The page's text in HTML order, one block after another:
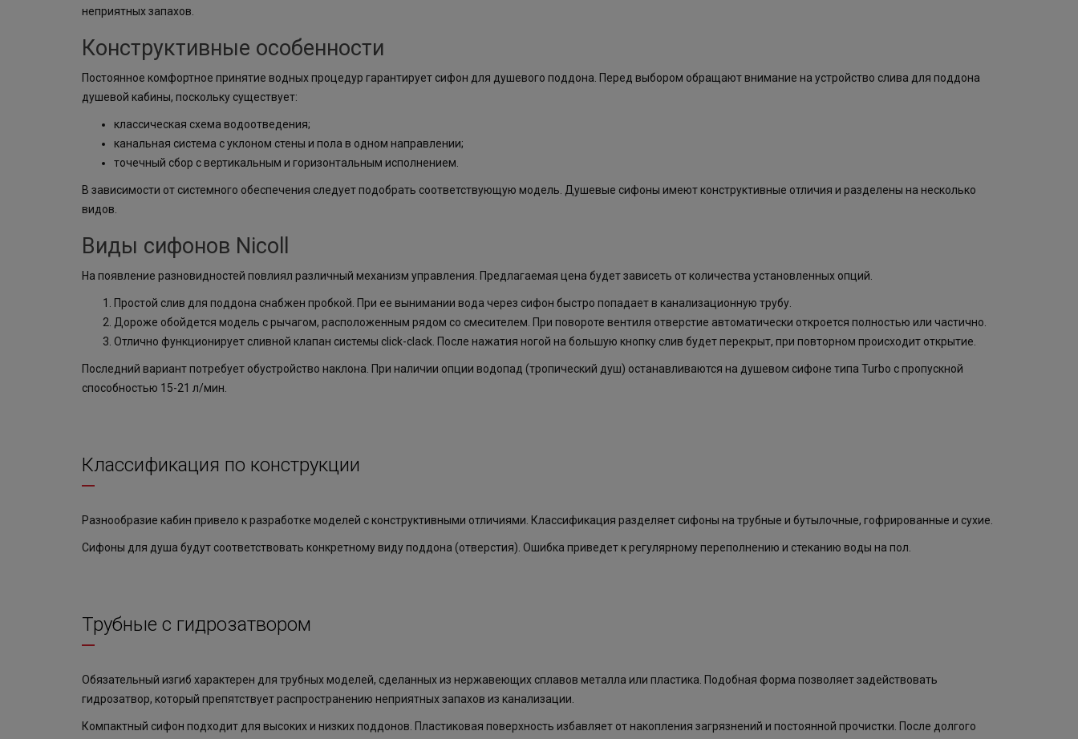
неприятных запахов.
Конструктивные особенности
Постоянное комфортное принятие водных процедур гарантирует сифон для душевого поддона. Перед выбором обращают внимание на устройство слива для поддона
душевой кабины, поскольку существует:
классическая схема водоотведения;
канальная система с уклоном стены и пола в одном направлении;
точечный сбор с вертикальным и горизонтальным исполнением.
В зависимости от системного обеспечения следует подобрать соответствующую модель. Душевые сифоны имеют конструктивные отличия и разделены на несколько
видов.
Виды сифонов Nicoll
На появление разновидностей повлиял различный механизм управления. Предлагаемая цена будет зависеть от количества установленных опций.
Простой слив для поддона снабжен пробкой. При ее вынимании вода через сифон быстро попадает в канализационную трубу.
Дороже обойдется модель с рычагом, расположенным рядом со смесителем. При повороте вентиля отверстие автоматически откроется полностью или частично.
Отлично функционирует сливной клапан системы click-clack. После нажатия ногой на большую кнопку слив будет перекрыт, при повторном происходит открытие.
Последний вариант потребует обустройство наклона. При наличии опции водопад (тропический душ) останавливаются на душевом сифоне типа Turbo с пропускной
способностью 15-21 л/мин.
Классификация по конструкции
Разнообразие кабин привело к разработке моделей с конструктивными отличиями. Классификация разделяет сифоны на трубные и бутылочные, гофрированные и сухие.
Сифоны для душа будут соответствовать конкретному виду поддона (отверстия). Ошибка приведет к регулярному переполнению и стеканию воды на пол.
Трубные с гидрозатвором
Обязательный изгиб характерен для трубных моделей, сделанных из нержавеющих сплавов металла или пластика. Подобная форма позволяет задействовать
гидрозатвор, который препятствует распространению неприятных запахов из канализации.
Компактный сифон подходит для высоких и низких поддонов. Пластиковая поверхность избавляет от накопления загрязнений и постоянной прочистки. После долгого